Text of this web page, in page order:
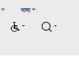
भाषा